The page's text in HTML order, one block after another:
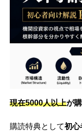
現在5000人以上が
購読特典として初心